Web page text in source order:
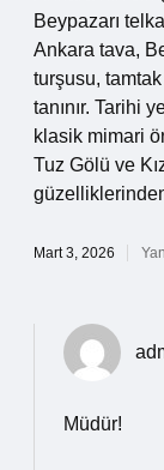
Beypazarı
Ankara tava,
turşusu,
tanınır. Tarihi
klasik mimari
Tuz Gölü ve
güzelliklerinden
Mart 3, 2026
Müdür!